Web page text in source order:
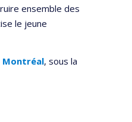
ensemble des
le jeune
Montréal, sous la